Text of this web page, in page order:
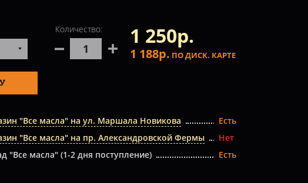
Количество: 1 250р.
1 188р. ПО ДИСК. КАРТЕ
"Все масла" на ул. Маршала Новикова
Есть
"Все масла" на пр. Александровской Фермы
Нет
"Все масла" (1-2 дня поступление)
Есть